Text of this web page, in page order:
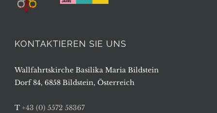
KONTAKTIEREN SIE UNS
Wallfahrtskirche Basilika Maria Bildstein
Dorf 84, 6858 Bildstein, Österreich
T +43 (0) 5572 58367